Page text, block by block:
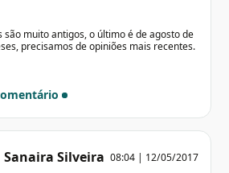
são muito antigos, o último é de agosto de
precisamos de opiniões mais recentes.
Sanaira Silveira 08:04 | 12/05/2017